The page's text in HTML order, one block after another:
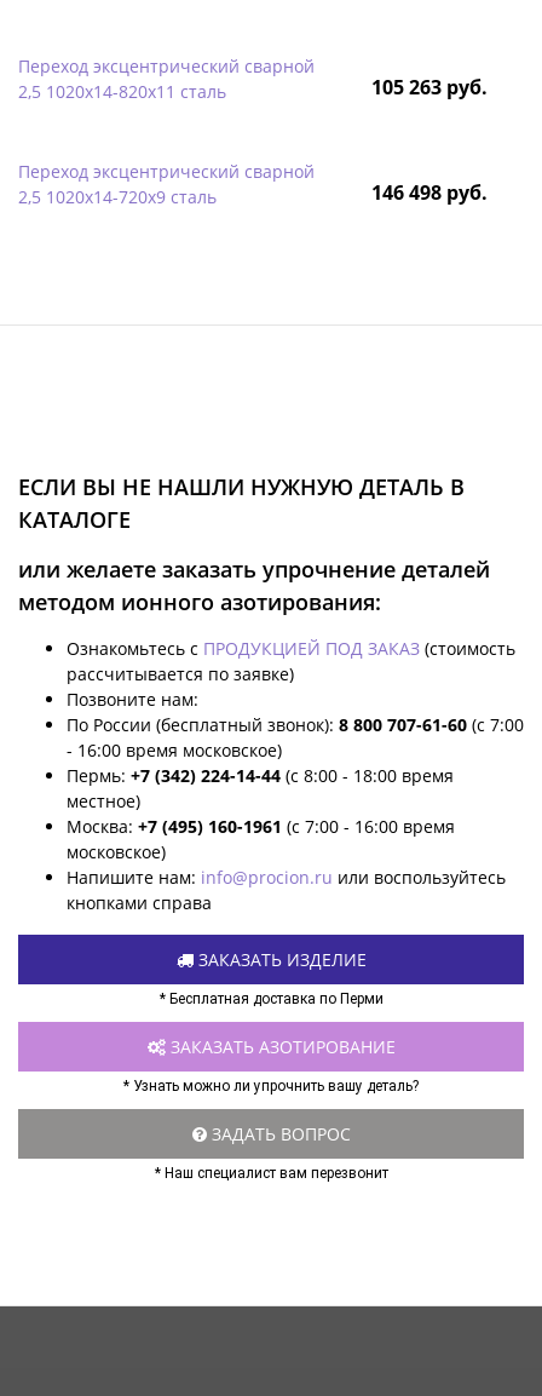
Переход эксцентрический сварной
2,5 1020х14-820х11 сталь
105 263 руб.
Переход эксцентрический сварной
2,5 1020х14-720х9 сталь
146 498 руб.
ЕСЛИ ВЫ НЕ НАШЛИ НУЖНУЮ ДЕТАЛЬ В
КАТАЛОГЕ
или желаете заказать упрочнение деталей
методом ионного азотирования:
Ознакомьтесь с ПРОДУКЦИЕЙ ПОД ЗАКАЗ (стоимость
рассчитывается по заявке)
Позвоните нам:
По России (бесплатный звонок): 8 800 707-61-60 (с 7:00
- 16:00 время московское)
Пермь: +7 (342) 224-14-44 (с 8:00 - 18:00 время
местное)
Москва: +7 (495) 160-1961 (с 7:00 - 16:00 время
московское)
Напишите нам: info@procion.ru или воспользуйтесь
кнопками справа
ЗАКАЗАТЬ ИЗДЕЛИЕ
* Бесплатная доставка по Перми
ЗАКАЗАТЬ АЗОТИРОВАНИЕ
* Узнать можно ли упрочнить вашу деталь?
ЗАДАТЬ ВОПРОС
* Наш специалист вам перезвонит